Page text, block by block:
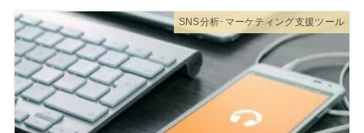
SNS分析･マーケティング支援ツール